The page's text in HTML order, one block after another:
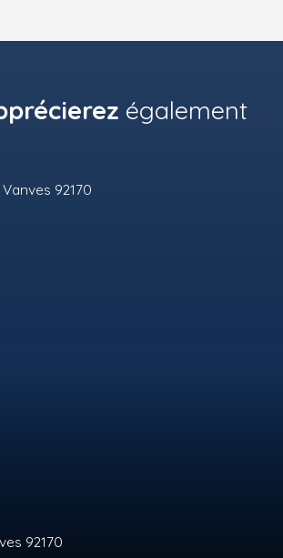
également
Cyr-l'École 78210